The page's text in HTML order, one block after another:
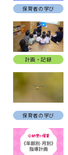
保育者の学び
計画・記録
保育者の学び